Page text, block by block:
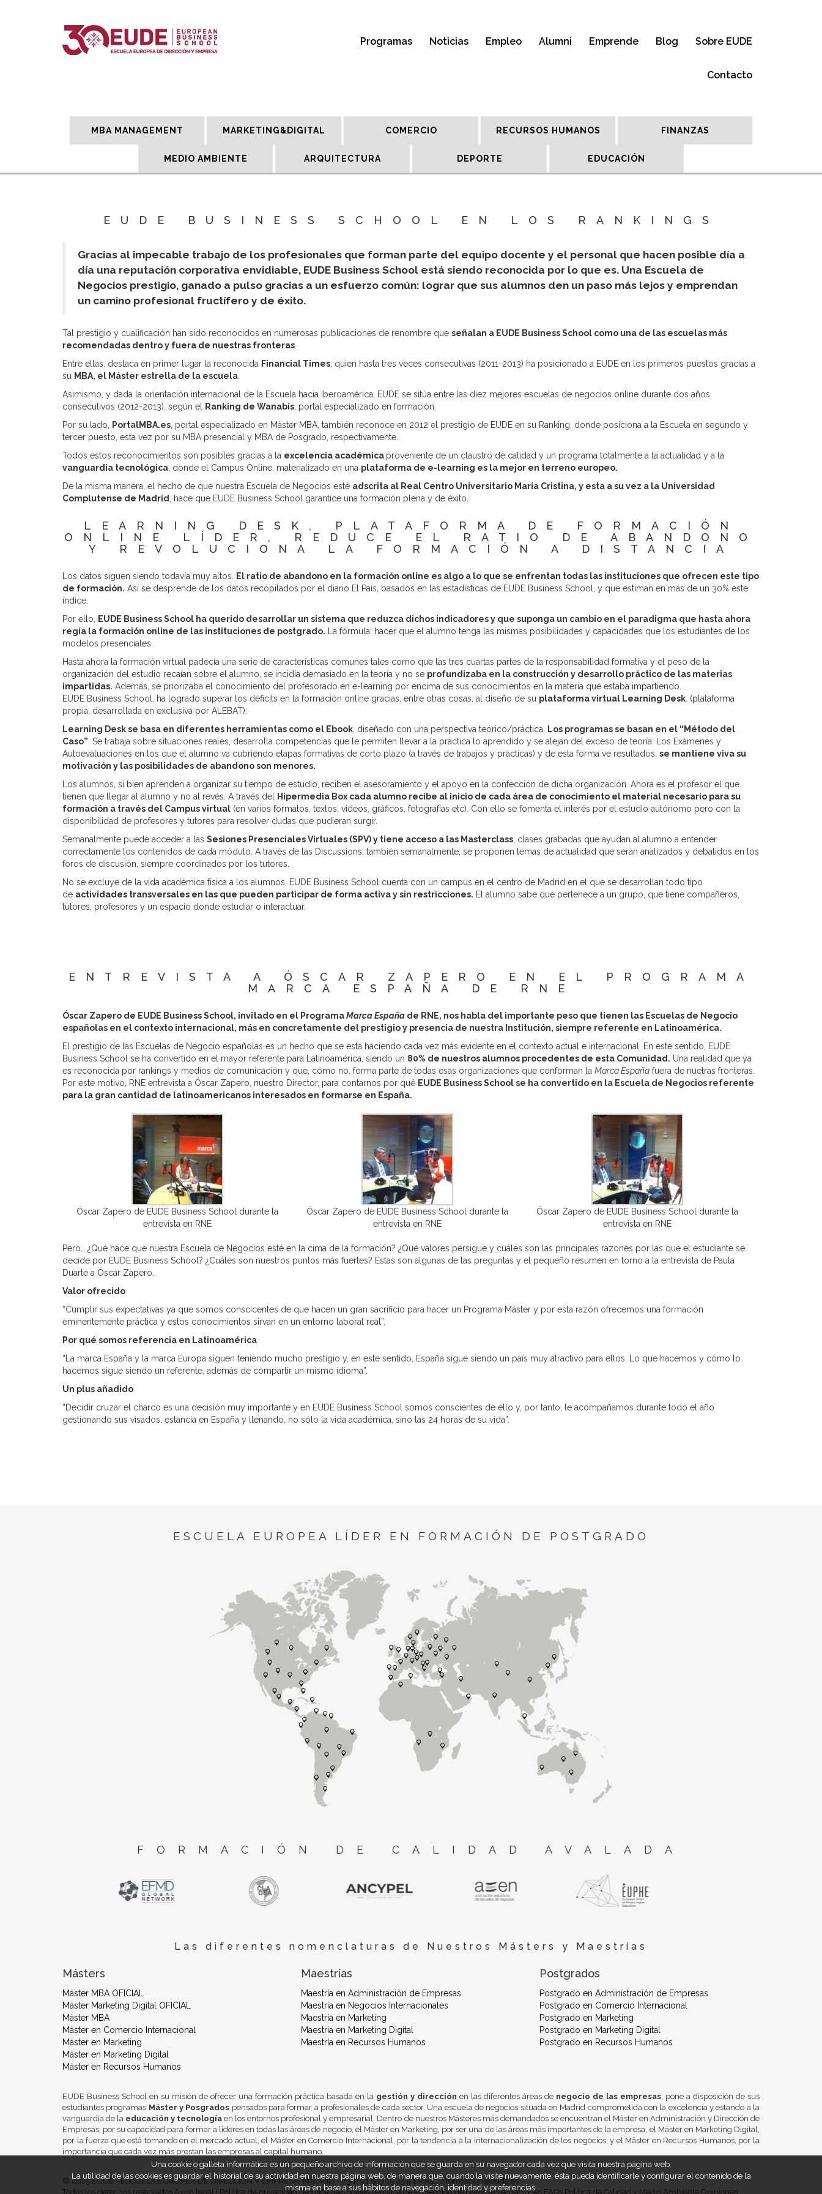
Programas Noticias Empleo Alumni Emprende Blog Sobre EUDE
Contacto
MBA MANAGEMENT MARKETING&DIGITAL COMERCIO RECURSOS HUMANOS FINANZAS
MEDIO AMBIENTE ARQUITECTURA DEPORTE EDUCACIÓN
EUDE BUSINESS SCHOOL EN LOS RANKINGS
Gracias al impecable trabajo de los profesionales que forman parte del equipo docente y el personal que hacen posible día a
día una reputación corporativa envidiable, EUDE Business School está siendo reconocida por lo que es. Una Escuela de
Negocios prestigio, ganado a pulso gracias a un esfuerzo común: lograr que sus alumnos den un paso más lejos y emprendan
un camino profesional fructífero y de éxito.
Tal prestigio y cualificación han sido reconocidos en numerosas publicaciones de renombre que señalan a EUDE Business School como una de las escuelas más
recomendadas dentro y fuera de nuestras fronteras
Entre ellas, destaca en primer lugar la reconocida Financial Times , quien hasta tres veces consecutivas (2011-2013) ha posicionado a EUDE en los primeros puestos gracias a
su MBA, el Máster estrella de la escuela
Asimismo, y dada la orientación internacional de la Escuela hacia Iberoamérica, EUDE se sitúa entre las diez mejores escuelas de negocios online durante dos años
consecutivos (2012-2013), según el
Ranking de Wanabis , portal especializado en formación.
Por su lado,
PortalMBA.es , portal especializado en Máster MBA, también reconoce en 2012 el prestigio de EUDE en su Ranking, donde posiciona a la Escuela en segundo y
tercer puesto, esta vez por su MBA presencial y MBA de Posgrado, respectivamente.
Todos estos reconocimientos son posibles gracias a la excelencia académica proveniente de un claustro de calidad y un programa totalmente a la actualidad y a la
vanguardia tecnológica , donde el Campus Online, materializado en una plataforma de e-learning es la mejor en terreno europeo.
De la misma manera, el hecho de que nuestra Escuela de Negocios esté adscrita al Real Centro Universitario María Cristina, y esta a su vez a la Universidad
Complutense de Madrid
, hace que EUDE Business School garantice una formación plena y de éxito.
LEARNING DESK, PLATAFORMA DE FORMACIÓN
ONLINE LÍDER, REDUCE EL RATIO DE ABANDONO
Y REVOLUCIONA LA FORMACIÓN A DISTANCIA
Los datos siguen siendo todavía muy altos.
El ratio de abandono en la formación online es algo a lo que se enfrentan todas las instituciones que ofrecen este tipo
de formación. Así se desprende de los datos recopilados por el diario El País, basados en las estadísticas de EUDE Business School, y que estiman en más de un 30% este
índice.
Por ello,
EUDE Business School ha querido desarrollar un sistema que reduzca dichos indicadores y que suponga un cambio en el paradigma que hasta ahora
regía la formación online de las instituciones de postgrado. La fórmula: hacer que el alumno tenga las mismas posibilidades y capacidades que los estudiantes de los
modelos presenciales.
Hasta ahora la formación virtual padecía una serie de características comunes tales como que las tres cuartas partes de la responsabilidad formativa y el peso de la
organización del estudio recaían sobre el alumno, se incidía demasiado en la teoría y no se profundizaba en la construcción y desarrollo práctico de las materias
impartidas. Además, se priorizaba el conocimiento del profesorado en e-learning por encima de sus conocimientos en la materia que estaba impartiendo.
EUDE Business School, ha logrado superar los déficits en la formación online gracias, entre otras cosas, al diseño de su plataforma virtual Learning Desk . (plataforma
propia, desarrollada en exclusiva por ALEBAT):
Learning Desk se basa en diferentes herramientas como el Ebook , diseñado con una perspectiva teórico/práctica.
Los programas se basan en el “Método del
Caso” . Se trabaja sobre situaciones reales, desarrolla competencias que le permiten llevar a la práctica lo aprendido y se alejan del exceso de teoría. Los Exámenes y
Autoevaluaciones en los que el alumno va cubriendo etapas formativas de corto plazo (a través de trabajos y prácticas) y de esta forma ve resultados, se mantiene viva su
motivación y las posibilidades de abandono son menores.
Los alumnos, si bien aprenden a organizar su tiempo de estudio, reciben el asesoramiento y el apoyo en la confección de dicha organización. Ahora es el profesor el que
tienen que llegar al alumno y no al revés. A través del
Hipermedia Box cada alumno recibe al inicio de cada área de conocimiento el material necesario para su
formación a través del Campus virtual (en varios formatos, textos, videos, gráficos, fotografías etc). Con ello se fomenta el interés por el estudio autónomo pero con la
disponibilidad de profesores y tutores para resolver dudas que pudieran surgir.
Semanalmente puede acceder a las Sesiones Presenciales Virtuales (SPV) y tiene acceso a las Masterclass , clases grabadas que ayudan al alumno a entender
correctamente los contenidos de cada módulo. A través de las Discussions, también semanalmente, se proponen temas de actualidad que serán analizados y debatidos en los
foros de discusión, siempre coordinados por los tutores.
No se excluye de la vida académica física a los alumnos. EUDE Business School cuenta con un campus en el centro de Madrid en el que se desarrollan todo tipo
de actividades transversales en las que pueden participar de forma activa y sin restricciones. El alumno sabe que pertenece a un grupo, que tiene compañeros,
tutores, profesores y un espacio donde estudiar o interactuar.
ENTREVISTA A ÓSCAR ZAPERO EN EL PROGRAMA
MARCA ESPAÑA DE RNE
Óscar Zapero de EUDE Business School, invitado en el ProgramaMarca España de RNE, nos habla del importante peso que tienen las Escuelas de Negocio
españolas en el contexto internacional, más en concretamente del prestigio y presencia de nuestra Institución, siempre referente en Latinoamérica.
El prestigio de las Escuelas de Negocio españolas es un hecho que se está haciendo cada vez más evidente en el contexto actual e internacional. En este sentido, EUDE
Business School se ha convertido en el mayor referente para Latinoamérica, siendo un 80% de nuestros alumnos procedentes de esta Comunidad. Una realidad que ya
es reconocida por rankings y medios de comunicación y que, cómo no, forma parte de todas esas organizaciones que conforman la Marca España fuera de nuetras fronteras.
Por este motivo, RNE entrevista a Óscar Zapero, nuestro Director, para contarnos por qué EUDE Business School se ha convertido en la Escuela de Negocios referente
para la gran cantidad de latinoamericanos interesados en formarse en España.
Óscar Zapero de EUDE Business School durante la
entrevista en RNE
Óscar Zapero de EUDE Business School durante la
entrevista en RNE
Óscar Zapero de EUDE Business School durante la
entrevista en RNE
Pero… ¿Qué hace que nuestra Escuela de Negocios esté en la cima de la formación? ¿Qué valores persigue y cuáles son las principales razones por las que el estudiante se
decide por EUDE Business School? ¿Cuáles son nuestros puntos más fuertes? Estas son algunas de las preguntas y el pequeño resumen en torno a la entrevista de Paula
Duarte a Óscar Zapero.
Valor ofrecido
“Cumplir sus expectativas ya que somos conscicentes de que hacen un gran sacrificio para hacer un Programa Máster y por esta razón ofrecemos una formación
eminentemente práctica y estos conocimientos sirvan en un entorno laboral real”.
Por qué somos referencia en Latinoamérica
“La marca España y la marca Europa siguen teniendo mucho prestigio y, en este sentido, España sigue siendo un país muy atractivo para ellos. Lo que hacemos y cómo lo
hacemos sigue siendo un referente, además de compartir un mismo idioma”.
Un plus añadido
“Decidir cruzar el charco es una decisión muy importante y en EUDE Business School somos conscientes de ello y, por tanto, le acompañamos durante todo el año
gestionando sus visados, estancia en España y llenando, no sólo la vida académica, sino las 24 horas de su vida”.
ESCUELA EUROPEA LÍDER EN FORMACIÓN DE POSTGRADO
FORMACIÓN DE CALIDAD AVALADA
Las diferentes nomenclaturas de Nuestros Másters y Maestrías
Másters
Máster MBA OFICIAL
Máster Marketing Digital OFICIAL
Máster MBA
Máster en Comercio Internacional
Máster en Marketing
Máster en Marketing Digital
Máster en Recursos Humanos
Maestrías
Maestría en Administración de Empresas
Maestría en Negocios Internacionales
Maestría en Marketing
Maestría en Marketing Digital
Maestría en Recursos Humanos
Postgrados
Postgrado en Administración de Empresas
Postgrado en Comercio Internacional
Postgrado en Marketing
Postgrado en Marketing Digital
Postgrado en Recursos Humanos
EUDE Business School en su misión de ofrecer una formación práctica basada en la gestión y dirección en las diferentes áreas de negocio de las empresas, pone a disposición de sus
estudiantes programas Máster y Posgrados pensados para formar a profesionales de cada sector. Una escuela de negocios situada en Madrid comprometida con la excelencia y estando a la
vanguardia de la educación y tecnología en los entornos profesional y empresarial. Dentro de nuestros Másteres más demandados se encuentran el Máster en Administración y Dirección de
Empresas, por su capacidad para formar a líderes en todas las áreas de negocio, el Máster en Marketing, por ser una de las áreas más importantes de la empresa, el Máster en Marketing Digital,
por la fuerza que está tomando en el mercado actual, el Máster en Comercio Internacional, por la tendencia a la internacionalización de los negocios, y el Máster en Recursos Humanos, por la
importancia que cada vez más prestan las empresas al capital humano.
© 2025 EUDE - ESCUELA EUROPEA DE DIRECCIÓN Y EMPRESA, MADRID - (+34) 91 593 15 45 || EMAIL: informacion@eude.es
Todos los derechos reservados Aviso legal Política de privacidad|Política de Cookies|Política de Protección de Datos Acreditaciones FAQs Política de Calidad y Medio Ambiente Opiniones
Una cookie o galleta informática es un pequeño archivo de información que se guarda en su navegador cada vez que visita nuestra página web.
La utilidad de las cookies es guardar el historial de su actividad en nuestra página web, de manera que, cuando la visite nuevamente, ésta pueda identificarle y configurar el contenido de la
misma en base a sus hábitos de navegación, identidad y preferencias.